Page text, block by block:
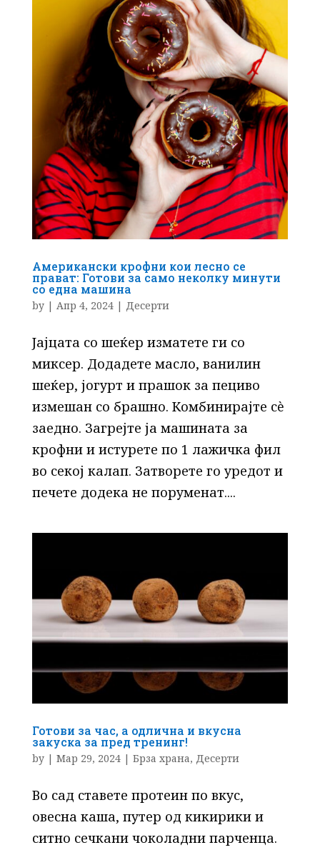
Американски крофни кои лесно се
прават: Готови за само неколку минути
со една машина
by | Апр 4, 2024| Десерти
Јајцата со шеќер изматете ги со
миксер. Додадете масло, ванилин
шеќер, јогурт и прашок за пециво
измешан со брашно. Комбинирајте сè
заедно. Загрејте ја машината за
крофни и истурете по 1 лажичка фил
во секој калап. Затворете го уредот и
печете додека не поруменат....
Готови за час, а одлична и вкусна
закуска за пред тренинг!
by | Мар 29, 2024| Брза храна, Десерти
Во сад ставете протеин по вкус,
овесна каша, путер од кикирики и
ситно сечкани чоколадни парченца.